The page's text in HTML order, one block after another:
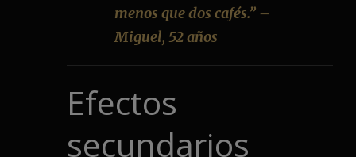
menos que dos cafés.” –
Miguel, 52 años
Efectos
secundarios